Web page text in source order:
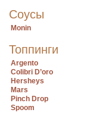
Соусы
Monin
Топпинги
Argento
Colibri D’oro
Hersheys
Mars
Pinch Drop
Spoom